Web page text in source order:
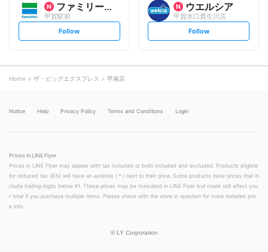
ファミリーマート
甲賀駅前
s
t
o
w
Follow
ウエルシア
甲賀水口貴生川店
s
t
Follow
Home ザ・ビッグエクスプレス 甲南店
Notice Help Privacy Policy Terms and Conditions Login
Prices in LINE Flyer
Prices in LINE Flyer may appear with tax included or both included and excluded. Products eligible
for reduced tax (8%) will have an asterisk (＊) next to their price. Some products have prices that in
clude trailing digits below ¥1. These prices may be truncated in LINE Flyer but could still affect you
r total if you purchase multiple items. Please check with the store in question for more detailed pric
e info.
© LY Corporation